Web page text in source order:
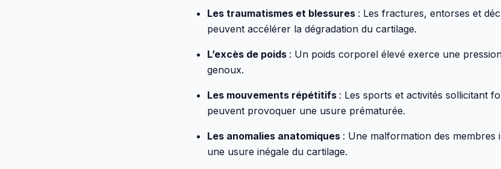
Les traumatismes et blessures : Les fractures, entorses et
peuvent accélérer la dégradation du cartilage.
L’excès de poids : Un poids corporel élevé exerce une
genoux.
Les mouvements répétitifs : Les sports et activités sollicitant
peuvent provoquer une usure prématurée.
Les anomalies anatomiques : Une malformation des
une usure inégale du cartilage.